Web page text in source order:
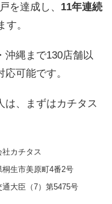
を達成し、 11年連続
す。
沖縄まで130店舗以
可能です。
は、まずはカチタス
社カチタス
桐生市美原町4番2号
通大臣（7）第5475号